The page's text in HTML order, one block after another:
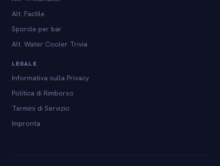
Alt. Factile
Sporcle per bar
Alt. Water Cooler Trivia
LEGALE
Informativa sulla Privacy
Politica di Rimborso
Termini di Servizio
Impronta